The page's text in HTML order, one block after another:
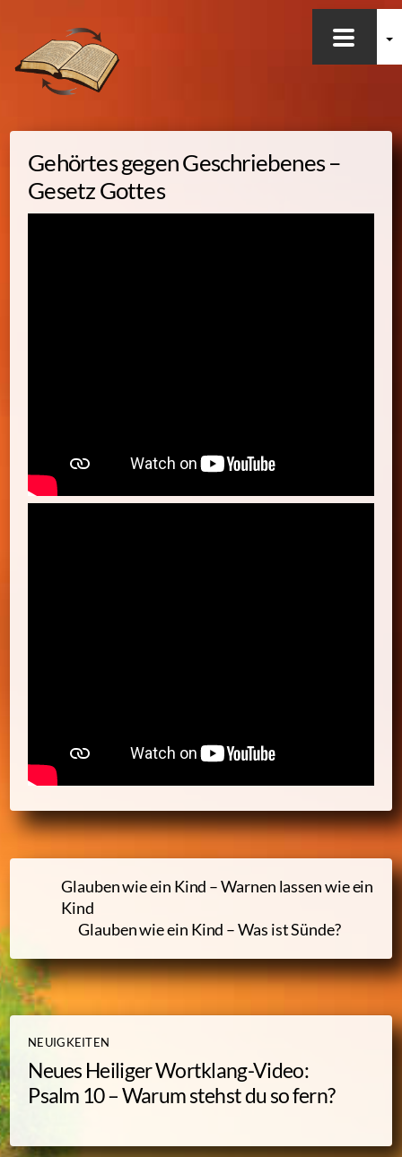
content
Gehörtes gegen Geschriebenes –
Gesetz Gottes
Glauben wie ein Kind – Warnen lassen wie ein
Kind
Glauben wie ein Kind – Was ist Sünde?
NEUIGKEITEN
Neues Heiliger Wortklang-Video:
Psalm 10 – Warum stehst du so fern?